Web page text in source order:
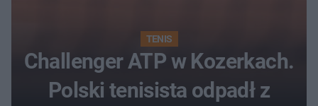
TENIS
Challenger ATP w Kozerkach.
Polski tenisista odpadł z